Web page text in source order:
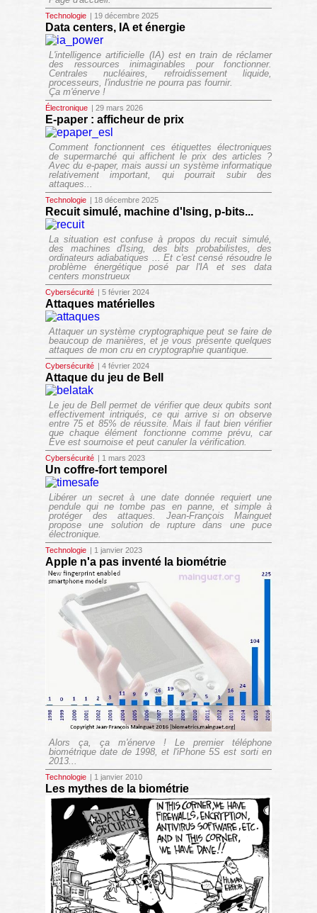
Technologie | 19 décembre 2025
Data centers, IA et énergie
L'intelligence artificielle (IA) est en train de réclamer
des ressources inimaginables pour fonctionner.
Centrales nucléaires, refroidissement liquide,
processeurs, l'industrie ne pourra pas fournir.
Ça m'énerve !
Électronique | 29 mars 2026
E-paper : afficheur de prix
Comment fonctionnent ces étiquettes électroniques
de supermarché qui affichent le prix des articles ?
Avec du e-paper, mais aussi un système informatique
relativement important, qui pourrait subir des
attaques...
Technologie | 18 décembre 2025
Recuit simulé, machine d'Ising, p-bits...
La situation est confuse à propos du recuit simulé,
des machines d'Ising, des bits probabilistes, des
ordinateurs adiabatiques ... Et c'est censé résoudre le
problème énergétique posé par l'IA et ses data
centers monstrueux
Cybersécurité | 5 février 2024
Attaques matérielles
Attaquer un système cryptographique peut se faire de
beaucoup de manières, et je vous présente quelques
attaques de mon cru en cryptographie quantique.
Cybersécurité | 4 février 2024
Attaque du jeu de Bell
Le jeu de Bell permet de vérifier que deux qubits sont
effectivement intriqués, ce qui arrive si on observe
entre 75 et 85% de réussite. Mais il faut bien vérifier
que chaque élément fonctionne comme prévu, car
Eve est sournoise et peut canuler la vérification.
Cybersécurité | 1 mars 2023
Un coffre-fort temporel
Libérer un secret à une date donnée requiert une
pendule qui ne tombe pas en panne, et simple à
protéger des attaques. Jean-François Mainguet
propose une solution de rupture dans une puce
électronique.
Technologie | 1 janvier 2023
Apple n'a pas inventé la biométrie
Alors ça, ça m'énerve ! Le premier téléphone
biométrique date de 1998, et l'iPhone 5S est sorti en
2013...
Technologie | 1 janvier 2010
Les mythes de la biométrie